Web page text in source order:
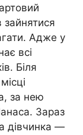
зайнятися
Адже у
всі
Біля
за нею
Зараз
дівчинка —